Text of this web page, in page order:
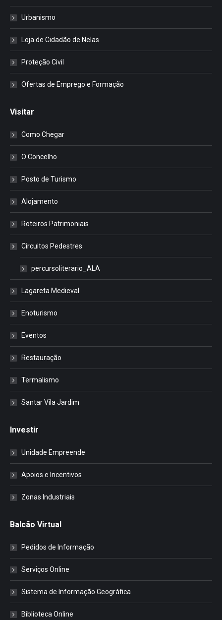
Urbanismo
Loja de Cidadão de Nelas
Proteção Civil
Ofertas de Emprego e Formação
Visitar
Como Chegar
O Concelho
Posto de Turismo
Alojamento
Roteiros Patrimoniais
Circuitos Pedestres
percursoliterario_ALA
Lagareta Medieval
Enoturismo
Eventos
Restauração
Termalismo
Santar Vila Jardim
Investir
Unidade Empreende
Apoios e Incentivos
Zonas Industriais
Balcão Virtual
Pedidos de Informação
Serviços Online
Sistema de Informação Geográfica
Biblioteca Online